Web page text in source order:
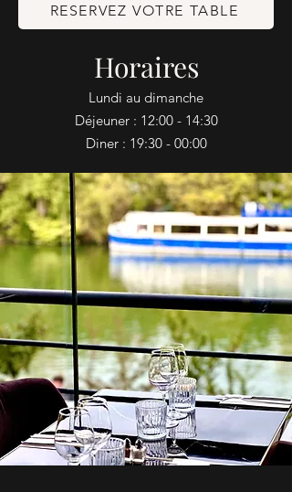
RESERVEZ VOTRE TABLE
Horaires
Lundi au dimanche
Déjeuner : 12:00 - 14:30
Diner : 19:30 - 00:00